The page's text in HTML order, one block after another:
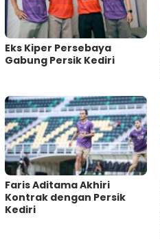
Eks Kiper Persebaya
Gabung Persik Kediri
Faris Aditama Akhiri
Kontrak dengan Persik
Kediri